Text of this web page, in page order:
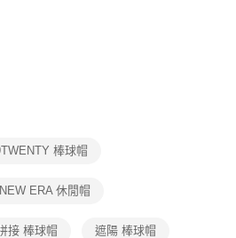
繳費通知簡訊。
，點擊此簡訊中的連結，可透過四大超商／
行付款，方視為交易完成。
享後付 」之結帳頁面顯示為準，若有關於
退款等相關疑問，請聯繫「AFTEE先享後付
support/home
司提供之「AFTEE先享後付」服務完成之交
。
含以上)免運費
棒球帽
NEW ERA 休閒帽
接 棒球帽 遮陽 棒球帽